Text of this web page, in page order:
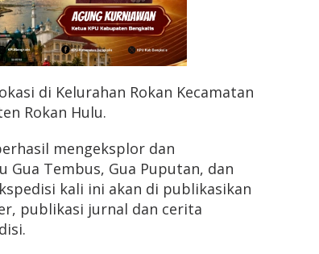
di Kelurahan Rokan Kecamatan
Rokan Hulu.
mengeksplor dan
Gua Tembus, Gua Puputan, dan
kali ini akan di publikasikan
publikasi jurnal dan cerita